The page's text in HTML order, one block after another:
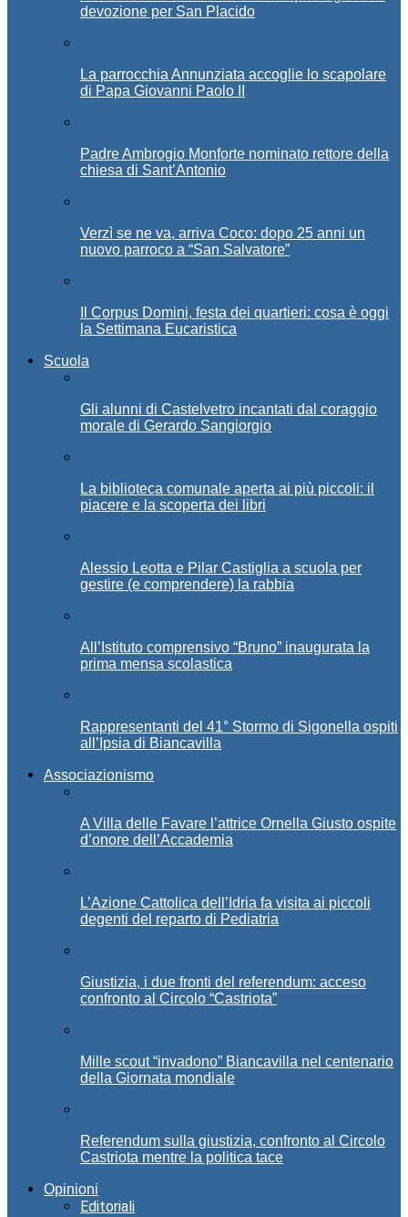
devozione per San Placido
La parrocchia Annunziata accoglie lo scapolare
di Papa Giovanni Paolo II
Padre Ambrogio Monforte nominato rettore della
chiesa di Sant’Antonio
Verzì se ne va, arriva Coco: dopo 25 anni un
nuovo parroco a “San Salvatore”
Il Corpus Domini, festa dei quartieri: cosa è oggi
la Settimana Eucaristica
Scuola
Gli alunni di Castelvetro incantati dal coraggio
morale di Gerardo Sangiorgio
La biblioteca comunale aperta ai più piccoli: il
piacere e la scoperta dei libri
Alessio Leotta e Pilar Castiglia a scuola per
gestire (e comprendere) la rabbia
All’Istituto comprensivo “Bruno” inaugurata la
prima mensa scolastica
Rappresentanti del 41° Stormo di Sigonella ospiti
all’Ipsia di Biancavilla
Associazionismo
A Villa delle Favare l’attrice Ornella Giusto ospite
d’onore dell’Accademia
L’Azione Cattolica dell’Idria fa visita ai piccoli
degenti del reparto di Pediatria
Giustizia, i due fronti del referendum: acceso
confronto al Circolo “Castriota”
Mille scout “invadono” Biancavilla nel centenario
della Giornata mondiale
Referendum sulla giustizia, confronto al Circolo
Castriota mentre la politica tace
Opinioni
Editoriali